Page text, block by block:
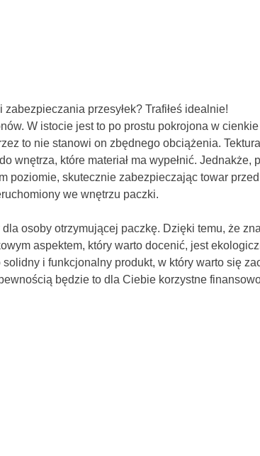
przesyłek? Trafiłeś idealnie!
W istocie jest to po prostu pokrojona w
to nie stanowi on zbędnego obciążenia.
które materiał ma wypełnić. Jednakże,
poziomie, skutecznie zabezpieczając towar
we wnętrzu paczki.
osoby otrzymującej paczkę. Dzięki temu, że
aspektem, który warto docenić, jest
i funkcjonalny produkt, w który warto się
będzie to dla Ciebie korzystne